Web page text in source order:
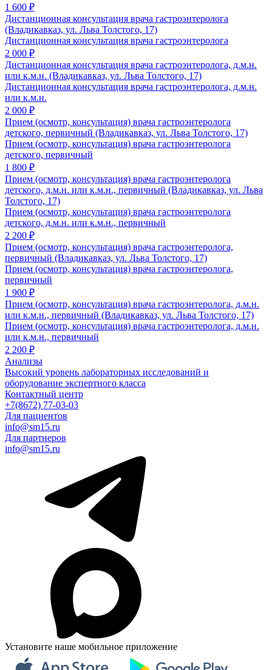
1 600 ₽
Дистанционная консультация врача гастроэнтеролога
(Владикавказ, ул. Льва Толстого, 17)
Дистанционная консультация врача гастроэнтеролога
2 000 ₽
Дистанционная консультация врача гастроэнтеролога, д.м.н.
или к.м.н. (Владикавказ, ул. Льва Толстого, 17)
Дистанционная консультация врача гастроэнтеролога, д.м.н.
или к.м.н.
2 000 ₽
Прием (осмотр, консультация) врача гастроэнтеролога
детского, первичный (Владикавказ, ул. Льва Толстого, 17)
Прием (осмотр, консультация) врача гастроэнтеролога
детского, первичный
1 800 ₽
Прием (осмотр, консультация) врача гастроэнтеролога
детского, д.м.н. или к.м.н., первичный (Владикавказ, ул. Льва
Толстого, 17)
Прием (осмотр, консультация) врача гастроэнтеролога
детского, д.м.н. или к.м.н., первичный
2 200 ₽
Прием (осмотр, консультация) врача гастроэнтеролога,
первичный (Владикавказ, ул. Льва Толстого, 17)
Прием (осмотр, консультация) врача гастроэнтеролога,
первичный
1 900 ₽
Прием (осмотр, консультация) врача гастроэнтеролога, д.м.н.
или к.м.н., первичный (Владикавказ, ул. Льва Толстого, 17)
Прием (осмотр, консультация) врача гастроэнтеролога, д.м.н.
или к.м.н., первичный
2 200 ₽
Анализы
Высокий уровень лабораторных исследований и
оборудование экспертного класса
Контактный центр
+7(8672) 77-03-03
Для пациентов
info@sm15.ru
Для партнеров
info@sm15.ru
Установите наше мобильное приложение